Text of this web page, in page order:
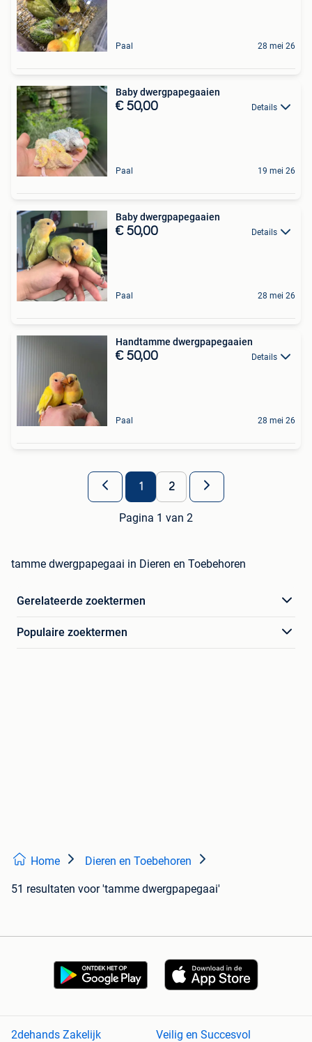
Paal 28 mei 26
Baby dwergpapegaaien
€ 50,00 Details
Paal 19 mei 26
Baby dwergpapegaaien
€ 50,00 Details
Paal 28 mei 26
Handtamme dwergpapegaaien
€ 50,00 Details
Paal 28 mei 26
1 2
Pagina 1 van 2
tamme dwergpapegaai in Dieren en Toebehoren
Gerelateerde zoektermen
Populaire zoektermen
Home Dieren en Toebehoren
51 resultaten voor 'tamme dwergpapegaai'
2dehands Zakelijk Veilig en Succesvol